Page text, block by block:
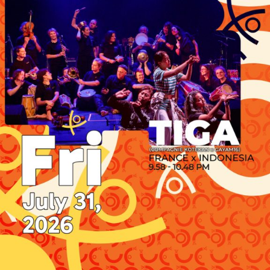
BPC PHRI KOTA MAGELANG BESERTA BEBERAPA
PIHAK BERSIFAT TERBUKA UMUM DAN GRATIS FULL
FASILITAS DARI BIAYA NIKAH, MAHAR, IJAB UNIK,
TABUNGAN, BINGKISAN MANTEN, CINCIN KAWIN,
DEKORASI, BUSANA / RIAS PENGANTIN,
DOKUMENTASI, RESEPSI KERAKYATAN SAMPAI
BULAN MADU DI HOTEL BERBINTANG DI MAGELANG.
TUJUAN DARI KEGIATAN NIKAH BARENG AGUSTUSAN
INI ADALAH UNTUK MEWUJUDNYA PASANGAN
SAKINAH SEJAHTERA MEMBAWA KEDAMAIAN DAN
KEBERKAHAN UNTUK INDONESIA SESUAI DENGAN
TATA KEHIDUPAN DAN PENGHIDUPAN MASYARAKAT
BERPANCASILA DILANDASI CINTA ILLAHI DAN JUGA
WUJUD MENSYUKURI 74 TAHUN INDONESIA
MERDEKA. DENGAN PERBEDAAN YANG ADA INI
SEBAGAI PEREKAT PERSATUAN BANGSA